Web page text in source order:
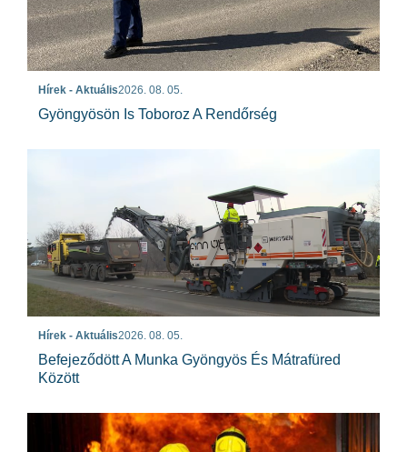
Hírek - Aktuális2026. 08. 05.
Gyöngyösön Is Toboroz A Rendőrség
Hírek - Aktuális2026. 08. 05.
Befejeződött A Munka Gyöngyös És Mátrafüred
Között